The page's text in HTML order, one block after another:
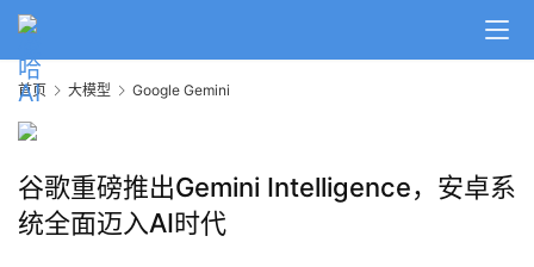
首页 大模型 Google Gemini
谷歌重磅推出Gemini Intelligence，安卓系
统全面迈入AI时代